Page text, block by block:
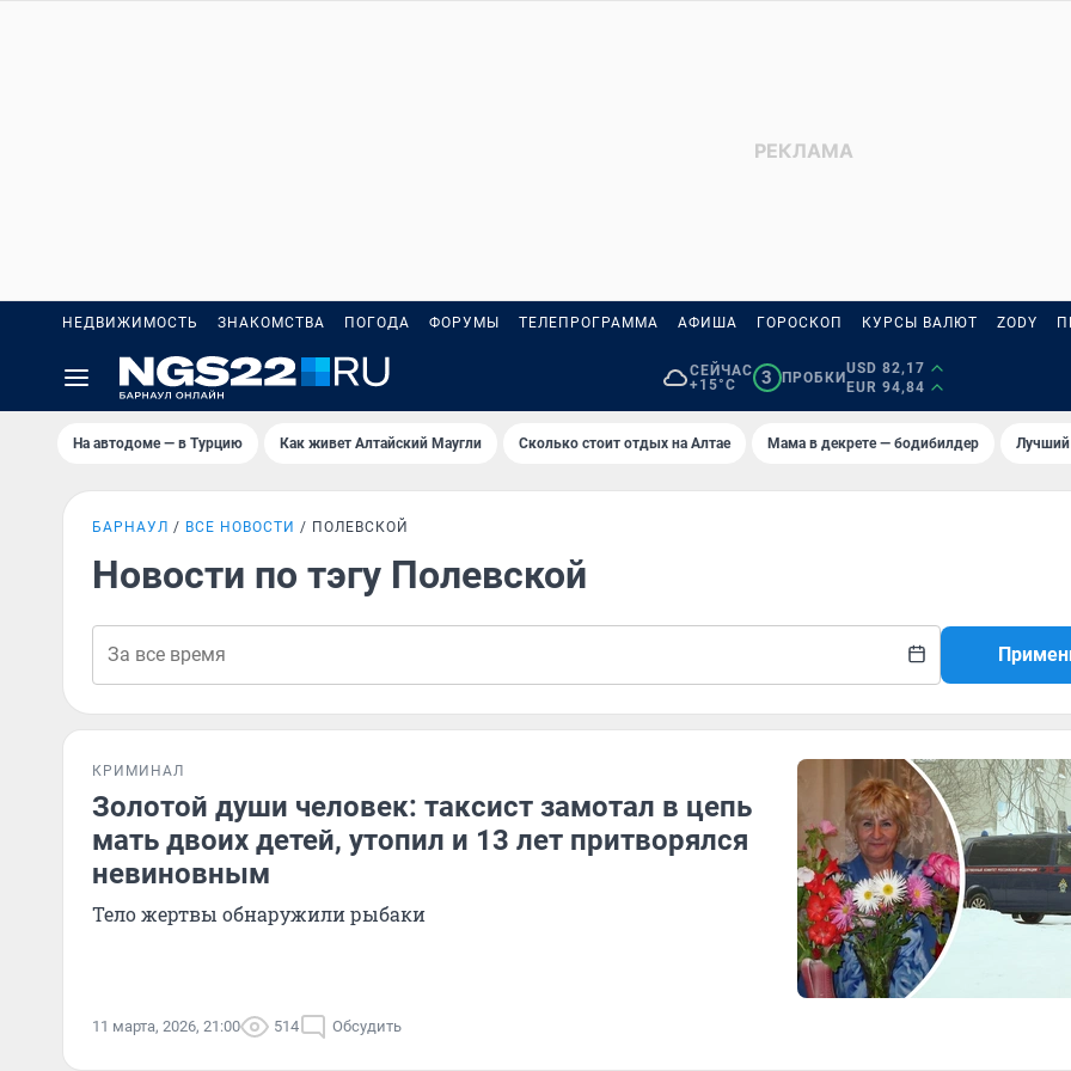
НЕДВИЖИМОСТЬ ЗНАКОМСТВА ПОГОДА ФОРУМЫ ТЕЛЕПРОГРАММА АФИША ГОРОСКОП КУРСЫ ВАЛЮТ ZODY
СЕЙЧАС
+15°C
3 ПРОБКИ
USD 82,17
EUR 94,84
На автодоме — в Турцию Как живет Алтайский Маугли Сколько стоит отдых на Алтае Мама в декрете — бодибилдер
БАРНАУЛ ВСЕ НОВОСТИ ПОЛЕВСКОЙ
Новости по тэгу Полевской
КРИМИНАЛ
Золотой души человек: таксист замотал в цепь
мать двоих детей, утопил и 13 лет притворялся
невиновным
Тело жертвы обнаружили рыбаки
11 марта, 2026, 21:00 514 Обсудить